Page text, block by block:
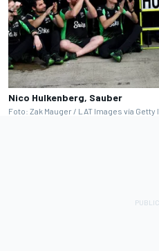
Nico Hulkenberg, Sauber
Foto: Zak Mauger / LAT Images vía Getty